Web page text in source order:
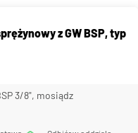
z GW BSP, typ
3/8", mosiądz